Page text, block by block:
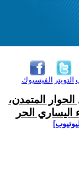
الفيسبوك التويتر
المتمدن،
الحر